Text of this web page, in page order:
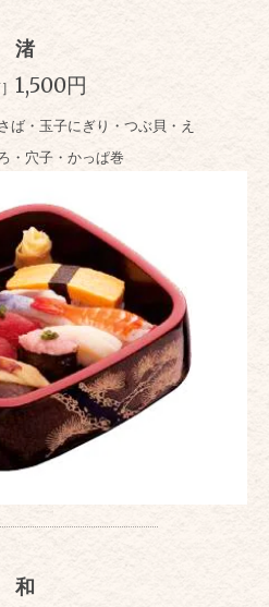
渚
1,500円
ば・玉子にぎり・つぶ貝・え
・穴子・かっぱ巻
和